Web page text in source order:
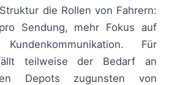
die Rollen von Fahrern:
Sendung, mehr Fokus auf
Für
teilweise der Bedarf an
Depots zugunsten von